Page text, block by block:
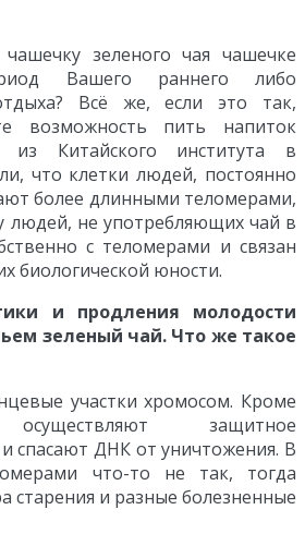
зеленого чая чашечке
Вашего раннего либо
Всё же, если это так,
возможность пить напиток
из Китайского института в
что клетки людей, постоянно
более длинными теломерами,
людей, не употребляющих чай в
с теломерами и связан
биологической юности.
и продления молодости
зеленый чай. Что же такое
участки хромосом. Кроме
защитное
спасают ДНК от уничтожения. В
что-то не так, тогда
старения и разные болезненные